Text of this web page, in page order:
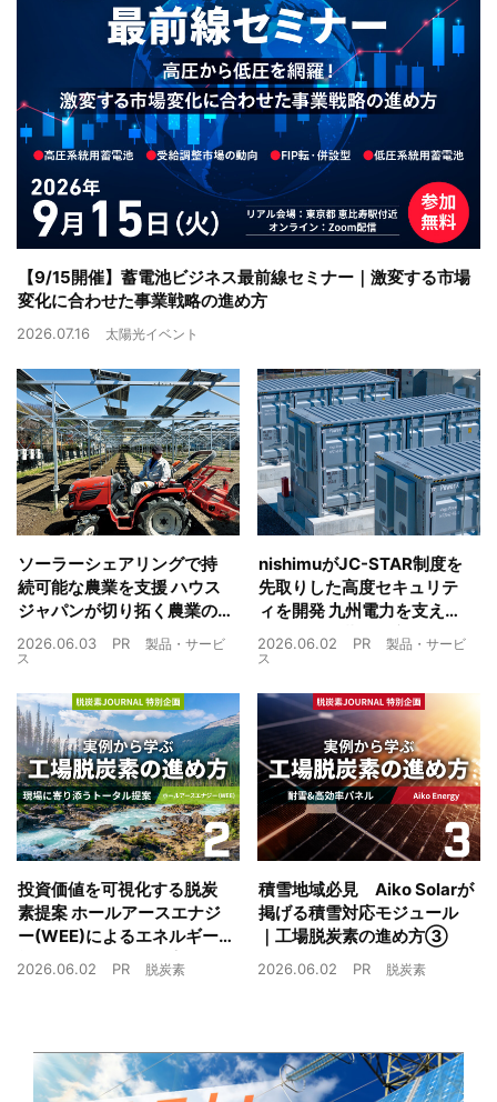
【9/15開催】蓄電池ビジネス最前線セミナー｜激変する市場
変化に合わせた事業戦略の進め方
2026.07.16 太陽光イベント
ソーラーシェアリングで持
続可能な農業を支援 ハウス
ジャパンが切り拓く農業の
未来
2026.06.03 PR
製品・サービ
ス
nishimuがJC-STAR制度を
先取りした高度セキュリテ
ィを開発 九州電力を支えた
制御技術を蓄電池市場へ
2026.06.02 PR
製品・サービ
ス
投資価値を可視化する脱炭
素提案 ホールアースエナジ
ー(WEE)によるエネルギー
戦略とは｜工場脱炭素の進
2026.06.02 PR 脱炭素
積雪地域必見 Aiko Solarが
掲げる積雪対応モジュール
｜工場脱炭素の進め方③
2026.06.02 PR 脱炭素